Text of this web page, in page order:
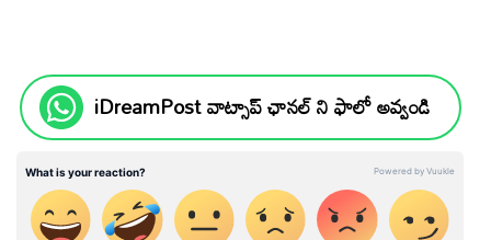
iDreamPost వాట్సాప్ ఛానల్ ని ఫాలో అవ్వండి